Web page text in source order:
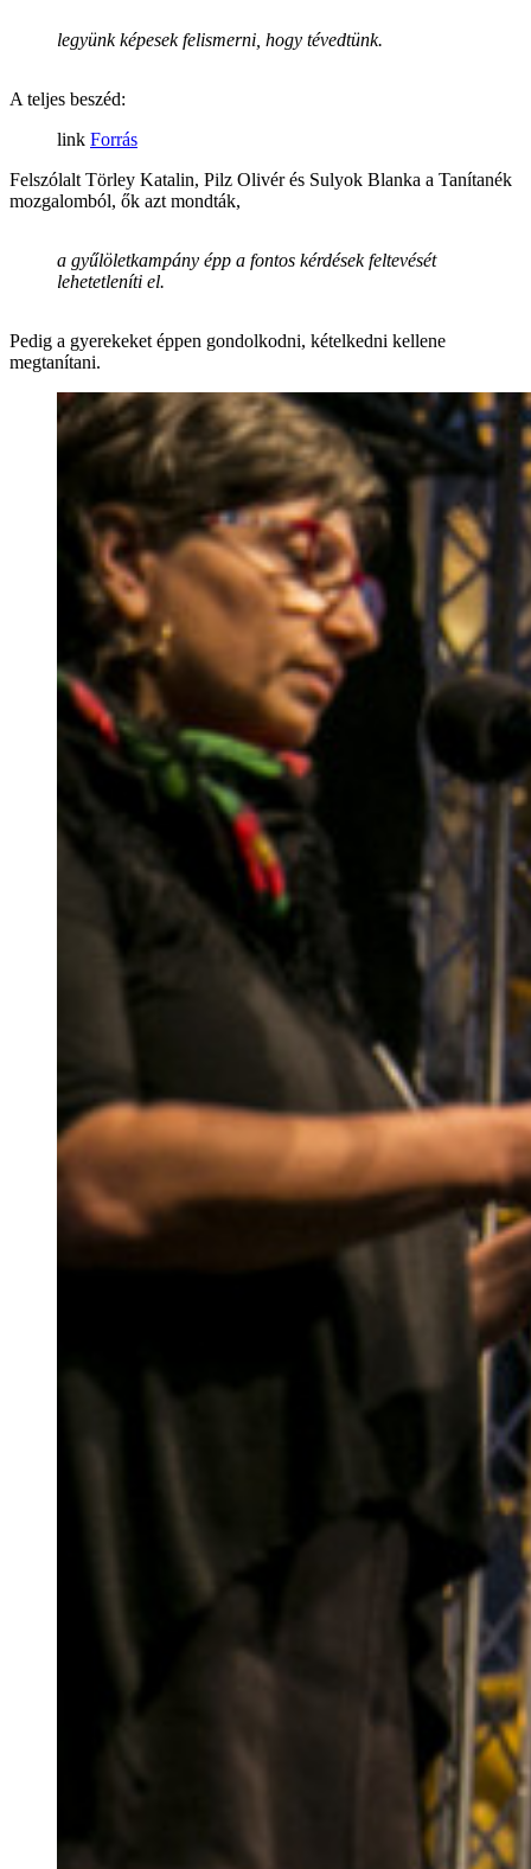
legyünk képesek felismerni, hogy tévedtünk.
A teljes beszéd:
Forrás
Felszólalt Törley Katalin, Pilz Olivér és Sulyok Blanka a Tanítanék
mozgalomból, ők azt mondták,
a gyűlöletkampány épp a fontos kérdések feltevését
lehetetleníti el.
Pedig a gyerekeket éppen gondolkodni, kételkedni kellene
megtanítani.